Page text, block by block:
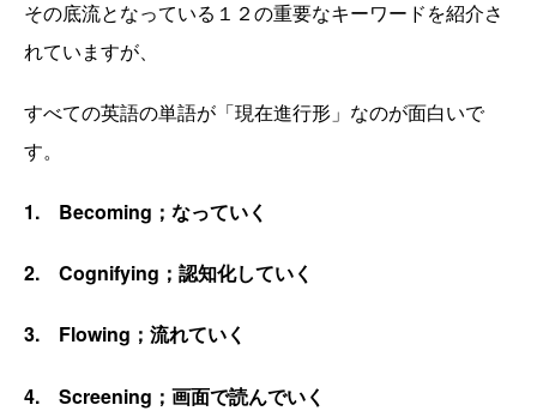
その底流となっている１２の重要なキーワードを紹介さ
れていますが、
すべての英語の単語が「現在進行形」なのが面白いで
す。
1. Becoming ；なっていく
2. Cognifying ；認知化していく
3. Flowing ；流れていく
4. Screening ；画面で読んでいく